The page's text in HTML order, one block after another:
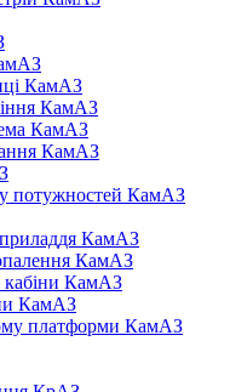
КамАЗ
КамАЗ
КамАЗ
КамАЗ
потужностей КамАЗ
приладдя КамАЗ
КамАЗ
кабіни КамАЗ
КамАЗ
платформи КамАЗ